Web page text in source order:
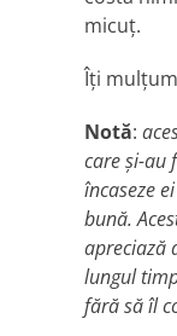
micuț.
Îți
Notă:
care și-au
încaseze
bună.
apreciază
lungul
fără să îl